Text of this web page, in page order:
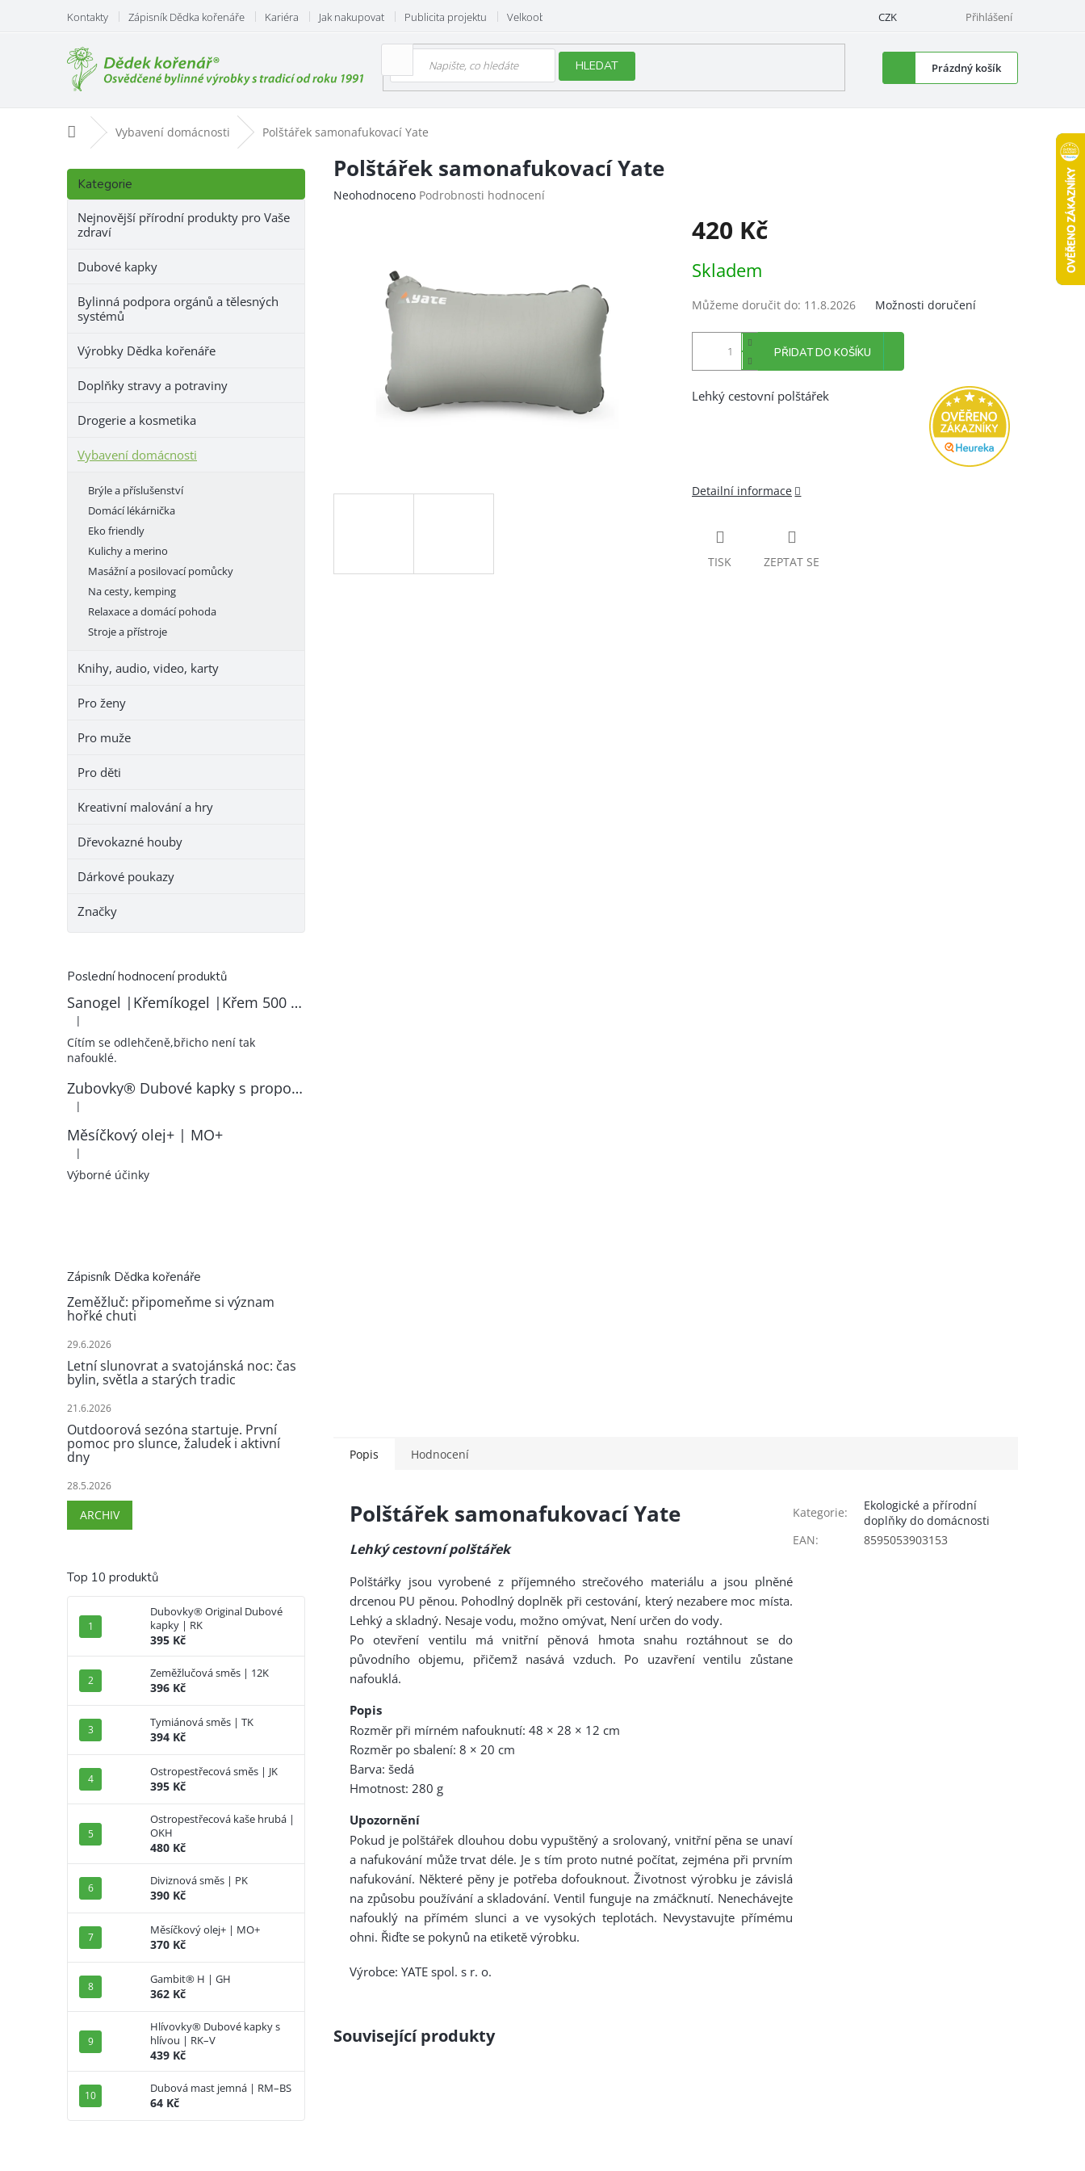
obsah
Kontakty Zápisník Dědka kořenáře Kariéra Jak nakupovat Publicita projektu Velkoobchod CZK Přihlášení
HLEDAT
Nákupní
košík
Prázdný košík
Domů Vybavení domácnosti Polštářek samonafukovací Yate
P
s
Přeskočit
kategorie
Kategorie
Nejnovější přírodní produkty pro Vaše
zdraví
Dubové kapky
Bylinná podpora orgánů a tělesných
systémů
Výrobky Dědka kořenáře
Doplňky stravy a potraviny
Drogerie a kosmetika
Vybavení domácnosti
Brýle a příslušenství
Domácí lékárnička
Eko friendly
Kulichy a merino
Masážní a posilovací pomůcky
Na cesty, kemping
Relaxace a domácí pohoda
Stroje a přístroje
Knihy, audio, video, karty
Pro ženy
Pro muže
Pro děti
Kreativní malování a hry
Dřevokazné houby
Dárkové poukazy
Značky
Poslední hodnocení produktů
Sanogel |Křemíkogel |Křem 500 ml
Hodnocení produktu je 5 z 5 hvězdiček.
|
Cítím se odlehčeně,břicho není tak
nafouklé.
Zubovky® Dubové kapky s propolisem | RK–ZP
Hodnocení produktu je 5 z 5 hvězdiček.
|
Měsíčkový olej+ | MO+
Hodnocení produktu je 5 z 5 hvězdiček.
|
Výborné účinky
Zápisník Dědka kořenáře
Zeměžluč: připomeňme si význam
hořké chuti
29.6.2026
Letní slunovrat a svatojánská noc: čas
bylin, světla a starých tradic
21.6.2026
Outdoorová sezóna startuje. První
pomoc pro slunce, žaludek i aktivní
dny
28.5.2026
ARCHIV
Top 10 produktů
Dubovky® Original Dubové
kapky | RK
395 Kč
Zeměžlučová směs | 12K
396 Kč
Tymiánová směs | TK
394 Kč
Ostropestřecová směs | JK
395 Kč
Ostropestřecová kaše hrubá |
OKH
480 Kč
Diviznová směs | PK
390 Kč
Měsíčkový olej+ | MO+
370 Kč
Gambit® H | GH
362 Kč
Hlívovky® Dubové kapky s
hlívou | RK–V
439 Kč
Dubová mast jemná | RM–BS
64 Kč
Polštářek samonafukovací Yate
Průměrné
hvězdiček.
Neohodnoceno Podrobnosti hodnocení
420 Kč
cena:
Skladem
Můžeme doručit do: 11.8.2026 Možnosti doručení
PŘIDAT DO KOŠÍKU
Lehký cestovní polštářek
Detailní informace
TISK ZEPTAT SE
Popis Hodnocení
Polštářek samonafukovací Yate
Lehký cestovní polštářek
Polštářky jsou vyrobené z příjemného strečového materiálu a jsou plněné
drcenou PU pěnou. Pohodlný doplněk při cestování, který nezabere moc místa.
Lehký a skladný. Nesaje vodu, možno omývat, Není určen do vody.
Po otevření ventilu má vnitřní pěnová hmota snahu roztáhnout se do
původního objemu, přičemž nasává vzduch. Po uzavření ventilu zůstane
nafouklá.
Popis
Rozměr při mírném nafouknutí: 48 × 28 × 12 cm
Rozměr po sbalení: 8 × 20 cm
Barva: šedá
Hmotnost: 280 g
Upozornění
Pokud je polštářek dlouhou dobu vypuštěný a srolovaný, vnitřní pěna se unaví
a nafukování může trvat déle. Je s tím proto nutné počítat, zejména při prvním
nafukování. Některé pěny je potřeba dofouknout. Životnost výrobku je závislá
na způsobu používání a skladování. Ventil funguje na zmáčknutí. Nenechávejte
nafouklý na přímém slunci a ve vysokých teplotách. Nevystavujte přímému
ohni. Řiďte se pokynů na etiketě výrobku.
Výrobce: YATE spol. s r. o.
Kategorie:
Ekologické a přírodní
doplňky do domácnosti
EAN: 8595053903153
Související produkty